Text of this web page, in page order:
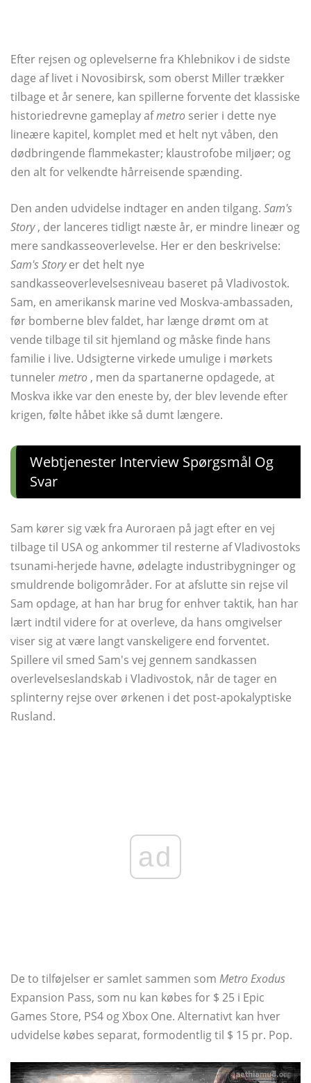
Efter rejsen og oplevelserne fra Khlebnikov i de sidste
dage af livet i Novosibirsk, som oberst Miller trækker
tilbage et år senere, kan spillerne forvente det klassiske
historiedrevne gameplay afmetro serier i dette nye
lineære kapitel, komplet med et helt nyt våben, den
dødbringende flammekaster; klaustrofobe miljøer; og
den alt for velkendte hårreisende spænding.
Den anden udvidelse indtager en anden tilgang. Sam's
Story, der lanceres tidligt næste år, er mindre lineær og
mere sandkasseoverlevelse. Her er den beskrivelse:
Sam's Storyer det helt nye
sandkasseoverlevelsesniveau baseret på Vladivostok.
Sam, en amerikansk marine ved Moskva-ambassaden,
før bomberne blev faldet, har længe drømt om at
vende tilbage til sit hjemland og måske finde hans
familie i live. Udsigterne virkede umulige i mørkets
tunnelermetro , men da spartanerne opdagede, at
Moskva ikke var den eneste by, der blev levende efter
krigen, følte håbet ikke så dumt længere.
Webtjenester Interview Spørgsmål Og
Svar
Sam kører sig væk fra Auroraen på jagt efter en vej
tilbage til USA og ankommer til resterne af Vladivostoks
tsunami-herjede havne, ødelagte industribygninger og
smuldrende boligområder. For at afslutte sin rejse vil
Sam opdage, at han har brug for enhver taktik, han har
lært indtil videre for at overleve, da hans omgivelser
viser sig at være langt vanskeligere end forventet.
Spillere vil smed Sam's vej gennem sandkassen
overlevelseslandskab i Vladivostok, når de tager en
splinterny rejse over ørkenen i det post-apokalyptiske
Rusland.
ad
De to tilføjelser er samlet sammen som Metro Exodus
Expansion Pass, som nu kan købes for $ 25 i Epic
Games Store, PS4 og Xbox One. Alternativt kan hver
udvidelse købes separat, formodentlig til $ 15 pr. Pop.